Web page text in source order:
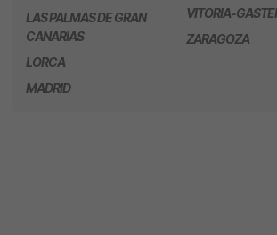
LAS PALMAS DE GRAN
CANARIAS
LORCA
MADRID
VITORIA-
ZARAGOZA